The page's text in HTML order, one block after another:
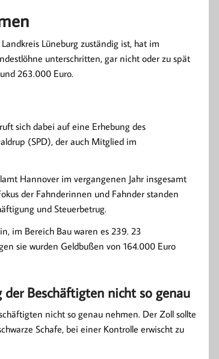
Lüneburg zuständig ist, hat im
unterschritten, gar nicht oder zu spät
263.000 Euro.
sich dabei auf eine Erhebung des
(SPD), der auch Mitglied im
Hannover im vergangenen Jahr insgesamt
der Fahnderinnen und Fahnder standen
und Steuerbetrug.
im Bereich Bau waren es 239. 23
sie wurden Geldbußen von 164.000 Euro
Beschäftigten nicht so genau
nicht so genau nehmen. Der Zoll sollte
Schafe, bei einer Kontrolle erwischt zu